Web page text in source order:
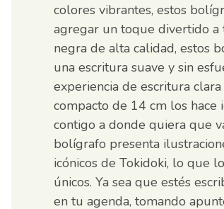
colores vibrantes, estos
agregar un toque divertido a
negra de alta calidad, estos
una escritura suave y sin
experiencia de escritura
compacto de 14 cm los
contigo a donde quiera que
bolígrafo presenta
icónicos de Tokidoki, lo que
únicos. Ya sea que estés
en tu agenda, tomando